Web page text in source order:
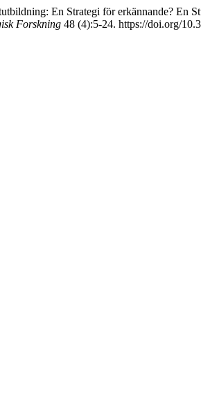
En Strategi för erkännande? En
Forskning 48 (4):5-24. https://doi.org/